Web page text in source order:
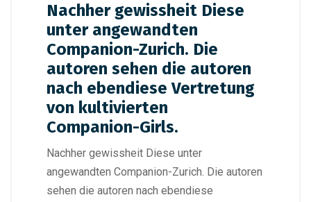
Nachher gewissheit Diese
unter angewandten
Companion-Zurich. Die
autoren sehen die autoren
nach ebendiese Vertretung
von kultivierten
Companion-Girls.
Nachher gewissheit Diese unter
angewandten Companion-Zurich. Die autoren
sehen die autoren nach ebendiese